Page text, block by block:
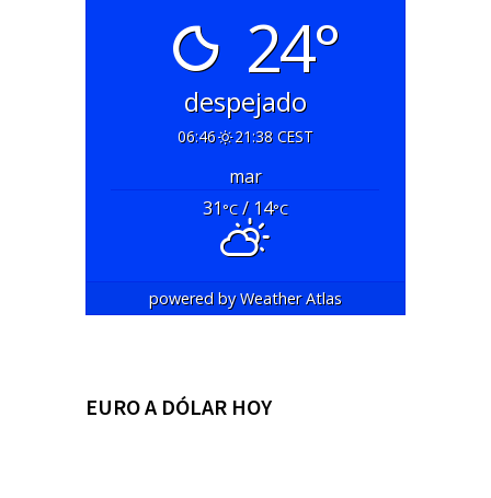
24°
despejado
06:46 21:38 CEST
mar
31°C/ 14°C
powered byWeather Atlas
EURO A DÓLAR HOY